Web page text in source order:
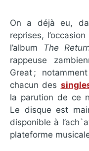
On a déjà eu,
reprises,
l’album
The
rappeuse
Great ;
chacun des
la parution de ce
Le disque est
disponible à
plateforme